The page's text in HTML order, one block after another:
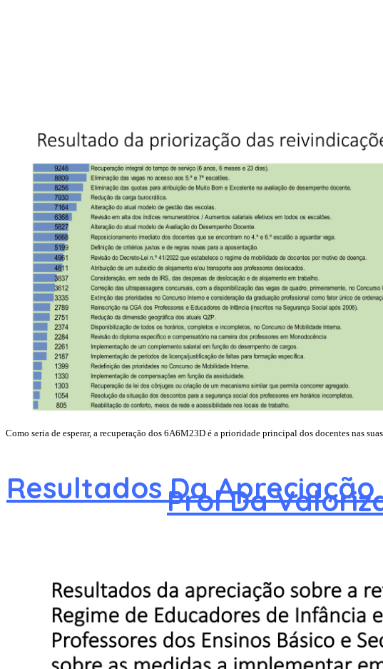
Como seria de esperar, a recuperação dos 6A6M23D é a prioridade principal dos docentes nas
Resultados DaProl Da